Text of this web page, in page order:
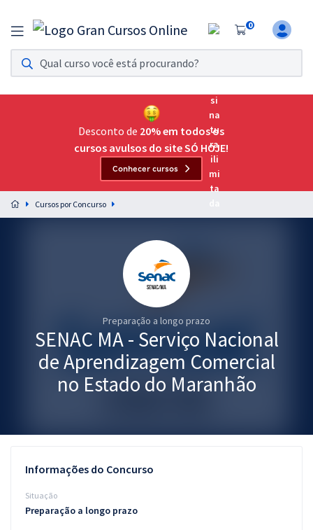
0
Assinatura Ilimitada 11
Acesso a todos os cursos. Teste grátis por 7 dias!
Assinatura OAB Até Passar
Acesso ilimitado a toda preparação para o Exame da
Preparação completa e intensiva para as principais
residências em saúde do Brasil
Graduação
Blog
Desconto de 20% em todos os
cursos avulsos do site SÓ HOJE!
Conhecer cursos
Cursos por Concurso
Preparação a longo prazo
SENAC MA - Serviço Nacional
de Aprendizagem Comercial
no Estado do Maranhão
Informações do Concurso
Situação
Preparação a longo prazo